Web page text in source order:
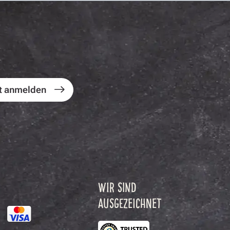
anmelden
WIR SIND
AUSGEZEICHNET